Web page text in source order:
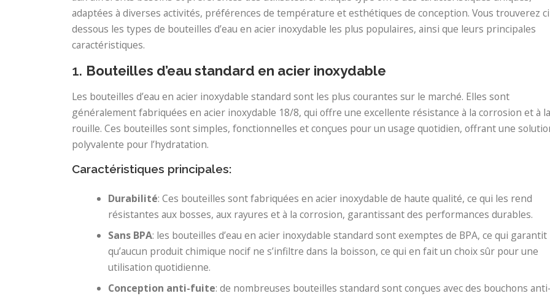
adaptées à diverses activités, préférences de température et esthétiques de conception. Vous trouverez
dessous les types de bouteilles d’eau en acier inoxydable les plus populaires, ainsi que leurs principales
caractéristiques.
1. Bouteilles d’eau standard en acier inoxydable
Les bouteilles d’eau en acier inoxydable standard sont les plus courantes sur le marché. Elles sont
généralement fabriquées en acier inoxydable 18/8, qui offre une excellente résistance à la corrosion et à la
rouille. Ces bouteilles sont simples, fonctionnelles et conçues pour un usage quotidien, offrant une
polyvalente pour l’hydratation.
Caractéristiques principales:
Durabilité: Ces bouteilles sont fabriquées en acier inoxydable de haute qualité, ce qui les rend
résistantes aux bosses, aux rayures et à la corrosion, garantissant des performances durables.
Sans BPA: les bouteilles d’eau en acier inoxydable standard sont exemptes de BPA, ce qui garantit
qu’aucun produit chimique nocif ne s’infiltre dans la boisson, ce qui en fait un choix sûr pour une
utilisation quotidienne.
Conception anti-fuite: de nombreuses bouteilles standard sont conçues avec des bouchons